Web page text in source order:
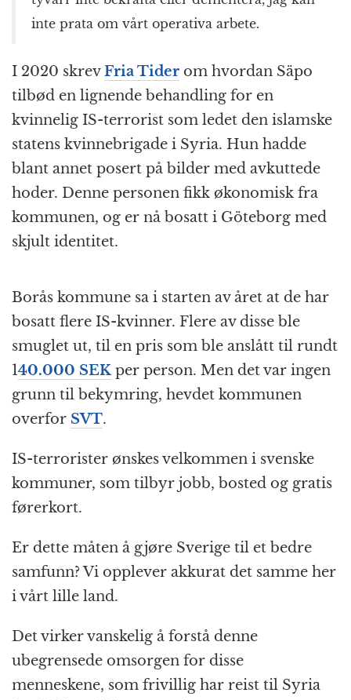
inte prata om vårt operativa arbete.
I 2020 skrevFria Tider om hvordan Säpo
tilbød en lignende behandling for en
kvinnelig IS-terrorist som ledet den islamske
statens kvinnebrigade i Syria. Hun hadde
blant annet posert på bilder med avkuttede
hoder. Denne personen fikk økonomisk fra
kommunen, og er nå bosatt i Göteborg med
skjult identitet.
Borås kommune sa i starten av året at de har
bosatt flere IS-kvinner. Flere av disse ble
smuglet ut, til en pris som ble anslått til rundt
140.000 SEKper person. Men det var ingen
grunn til bekymring, hevdet kommunen
overfor SVT.
IS-terrorister ønskes velkommen i svenske
kommuner, som tilbyr jobb, bosted og gratis
førerkort.
Er dette måten å gjøre Sverige til et bedre
samfunn? Vi opplever akkurat det samme her
i vårt lille land.
Det virker vanskelig å forstå denne
ubegrensede omsorgen for disse
menneskene, som frivillig har reist til Syria